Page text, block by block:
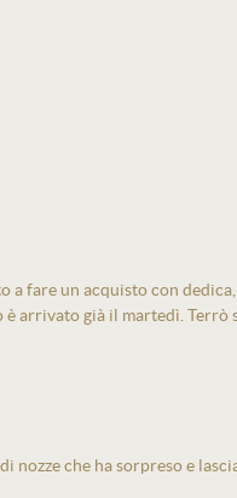
fare un acquisto con
arrivato già il martedì.
nozze che ha sorpreso e